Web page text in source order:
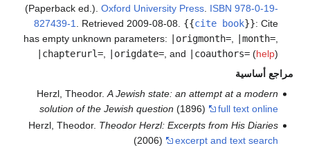
(Paperback ed.). Oxford University Press. ISBN 978-0-19-
827439-1. Retrieved 2009-08-08. {{cite book}}: Cite
has empty unknown parameters:
|origmonth=, |month=,
|chapterurl=, |origdate=, and |coauthors=(help)
مراجع أساسية
Herzl, Theodor.A Jewish state: an attempt at a modern
solution of the Jewish question (1896)
full text online
Herzl, Theodor. Theodor Herzl: Excerpts from His Diaries
(2006)
excerpt and text search